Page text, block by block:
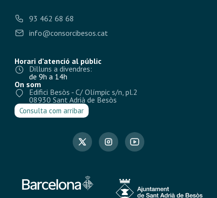
93 462 68 68
info@consorcibesos.cat
Horari d’atenció al públic
Dilluns a divendres:
de 9h a 14h
On som
Edifici Besòs - C/ Olímpic s/n, pl.2
08930 Sant Adrià de Besòs
Consulta com arribar